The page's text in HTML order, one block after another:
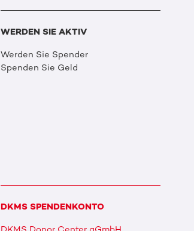
WERDEN SIE AKTIV
Werden Sie Spender
Spenden Sie Geld
DKMS SPENDENKONTO